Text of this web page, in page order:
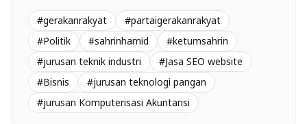
#gerakanrakyat
#partaigerakanrakyat
#Politik
#sahrinhamid
#ketumsahrin
#jurusan teknik industri
#Jasa SEO website
#Bisnis
#jurusan teknologi pangan
#jurusan Komputerisasi Akuntansi